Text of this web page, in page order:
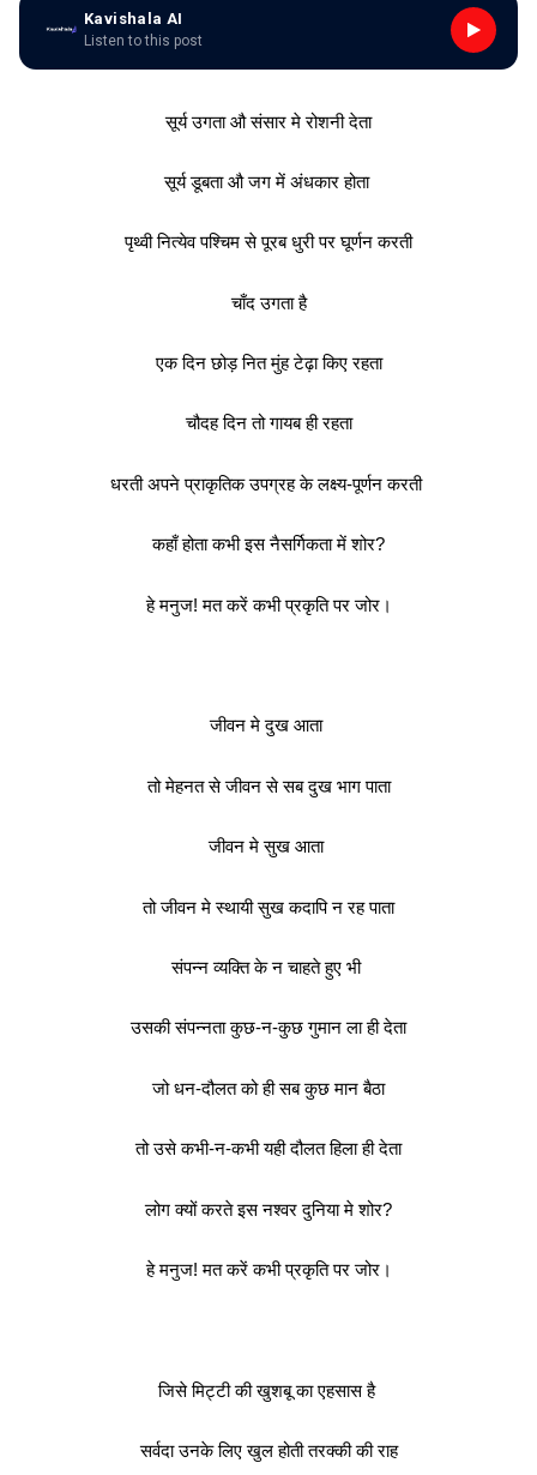
Kavishala AI
Listen to this post
सूर्य उगता औ संसार मे रोशनी देता
सूर्य डूबता औ जग में अंधकार होता
पृथ्वी नित्येव पश्चिम से पूरब धुरी पर घूर्णन करती
चाँद उगता है
एक दिन छोड़ नित मुंह टेढ़ा किए रहता
चौदह दिन तो गायब ही रहता
धरती अपने प्राकृतिक उपग्रह के लक्ष्य-पूर्णन करती
कहाँ होता कभी इस नैसर्गिकता में शोर?
हे मनुज! मत करें कभी प्रकृति पर जोर।
जीवन मे दुख आता
तो मेहनत से जीवन से सब दुख भाग पाता
जीवन मे सुख आता
तो जीवन मे स्थायी सुख कदापि न रह पाता
संपन्न व्यक्ति के न चाहते हुए भी
उसकी संपन्नता कुछ-न-कुछ गुमान ला ही देता
जो धन-दौलत को ही सब कुछ मान बैठा
तो उसे कभी-न-कभी यही दौलत हिला ही देता
लोग क्यों करते इस नश्वर दुनिया मे शोर?
हे मनुज! मत करें कभी प्रकृति पर जोर।
जिसे मिट्टी की खुशबू का एहसास है
सर्वदा उनके लिए खुल होती तरक्की की राह